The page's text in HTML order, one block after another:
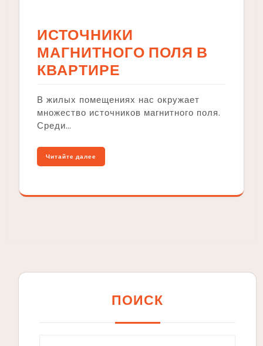
ИСТОЧНИКИ
МАГНИТНОГО ПОЛЯ В
КВАРТИРЕ
В жилых помещениях нас окружает
множество источников магнитного поля.
Среди…
Читайте далее
ПОИСК